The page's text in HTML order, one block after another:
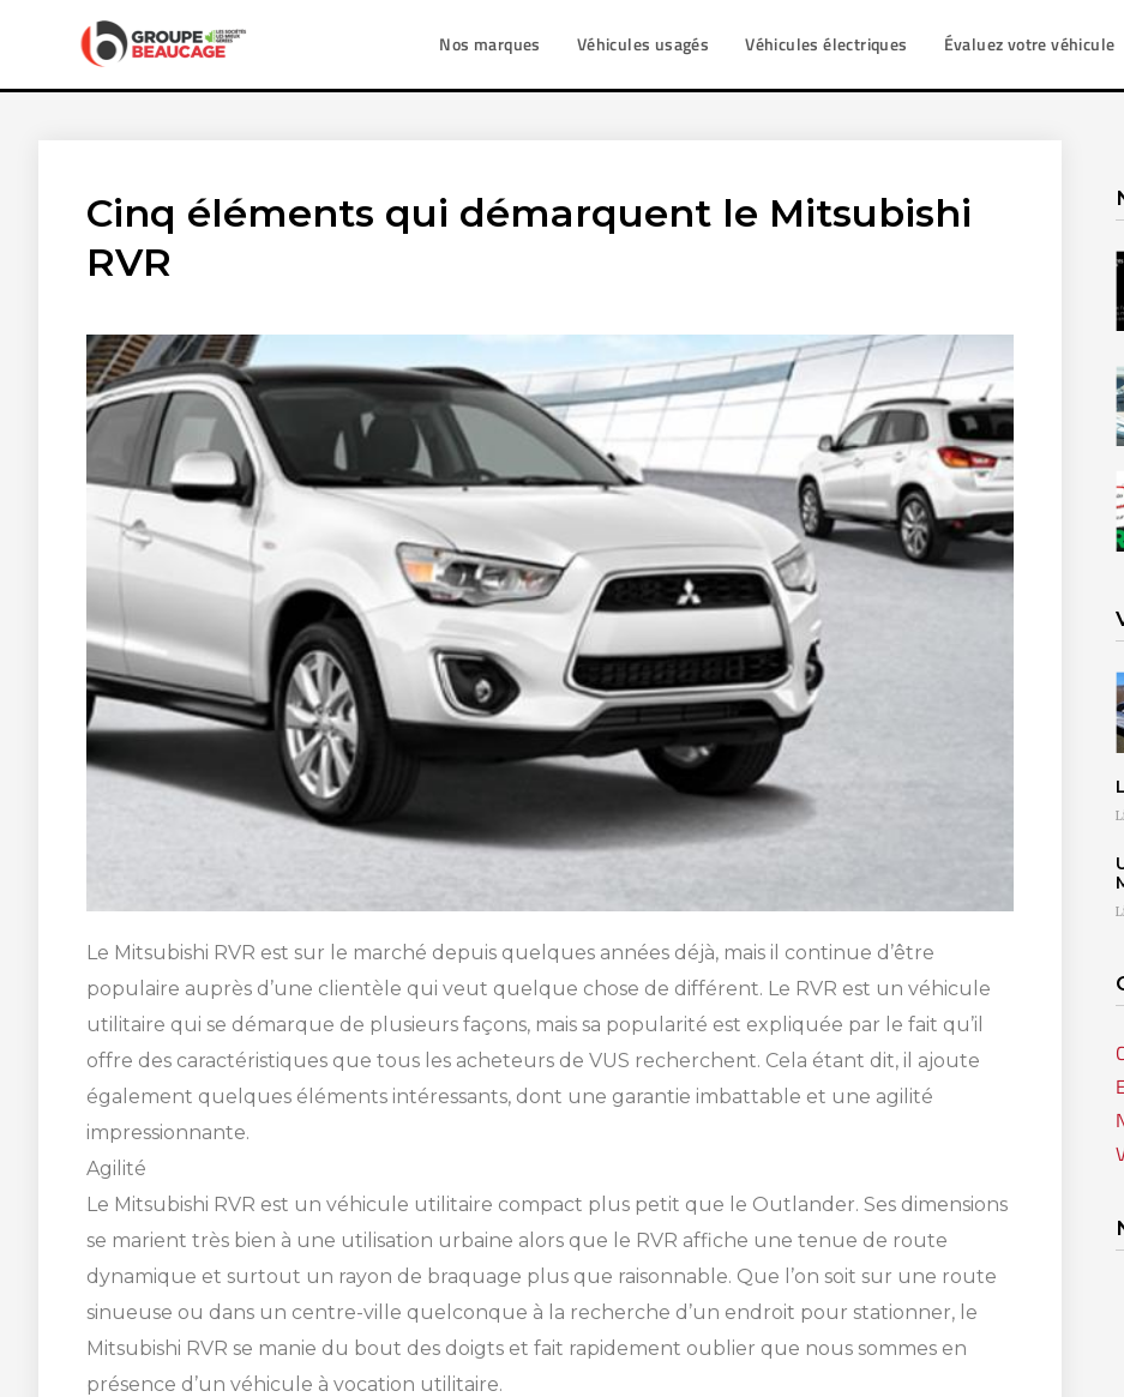
Nos marques Véhicules usagés Véhicules électriques Évaluez votre véhicule
Cinq éléments qui démarquent le Mitsubishi
RVR
Le Mitsubishi RVR est sur le marché depuis quelques années déjà, mais il continue d’être
populaire auprès d’une clientèle qui veut quelque chose de différent. Le RVR est un véhicule
utilitaire qui se démarque de plusieurs façons, mais sa popularité est expliquée par le fait qu’il
offre des caractéristiques que tous les acheteurs de VUS recherchent. Cela étant dit, il ajoute
également quelques éléments intéressants, dont une garantie imbattable et une agilité
impressionnante.
Agilité
Le Mitsubishi RVR est un véhicule utilitaire compact plus petit que le Outlander. Ses dimensions
se marient très bien à une utilisation urbaine alors que le RVR affiche une tenue de route
dynamique et surtout un rayon de braquage plus que raisonnable. Que l’on soit sur une route
sinueuse ou dans un centre-ville quelconque à la recherche d’un endroit pour stationner, le
Mitsubishi RVR se manie du bout des doigts et fait rapidement oublier que nous sommes en
présence d’un véhicule à vocation utilitaire.